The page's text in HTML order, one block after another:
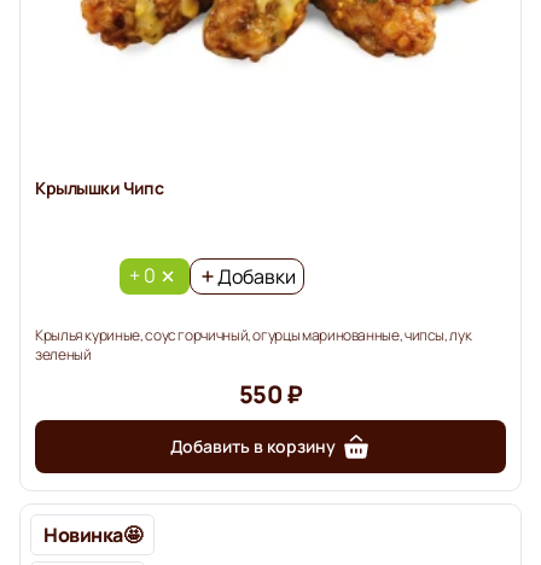
Крылышки Чипс
+ 0 Добавки
Крылья куриные, соус горчичный, огурцы маринованные, чипсы, лук
зеленый
550 ₽
Добавить в корзину
Новинка🤩